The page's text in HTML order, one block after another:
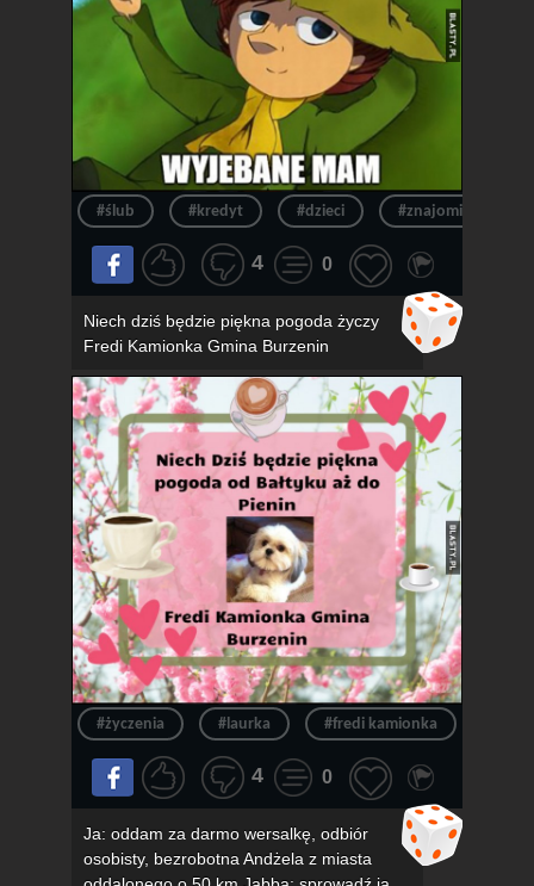
#ślub #kredyt #dzieci #znajomi
4 0
Niech dziś będzie piękna pogoda życzy
Fredi Kamionka Gmina Burzenin
#życzenia #laurka #fredi kamionka
4 0
Ja: oddam za darmo wersalkę, odbiór
osobisty, bezrobotna Andżela z miasta